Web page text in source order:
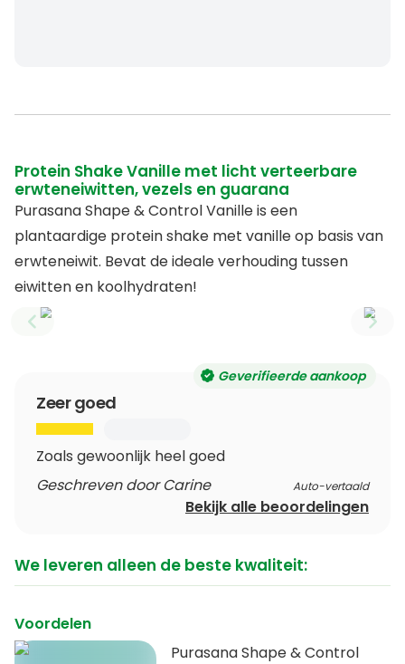
Protein Shake Vanille met licht verteerbare
erwteneiwitten, vezels en guarana
Purasana Shape & Control Vanille is een
plantaardige protein shake met vanille op basis van
erwteneiwit. Bevat de ideale verhouding tussen
eiwitten en koolhydraten!
Previous slide
Geverifieerde aankoop
Zeer goed
Zoals gewoonlijk heel goed
Geschreven door Carine
Auto-vertaald
Bekijk alle beoordelingen
We leveren alleen de beste kwaliteit:
Voordelen
Purasana Shape & Control